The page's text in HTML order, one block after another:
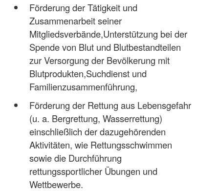
Förderung der Tätigkeit und
Zusammenarbeit seiner
Mitgliedsverbände,Unterstützung bei der
Spende von Blut und Blutbestandteilen
zur Versorgung der Bevölkerung mit
Blutprodukten,Suchdienst und
Familienzusammenführung,
Förderung der Rettung aus Lebensgefahr
(u. a. Bergrettung, Wasserrettung)
einschließlich der dazugehörenden
Aktivitäten, wie Rettungsschwimmen
sowie die Durchführung
rettungssportlicher Übungen und
Wettbewerbe.